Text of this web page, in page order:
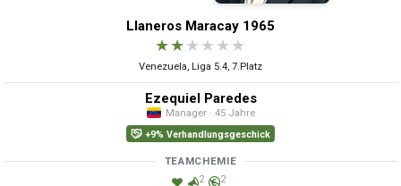
Llaneros Maracay 1965
★★★ ★ ★ ★
Venezuela, Liga 5.4, 7.Platz
Ezequiel Paredes
Manager · 45 Jahre
+9% Verhandlungsgeschick
TEAMCHEMIE
2 2